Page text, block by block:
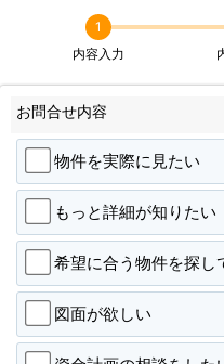
1
内容入力
お問合せ内容
物件を実際に見たい
もっと詳細が知りたい
希望に合う物件を探し
図面が欲しい